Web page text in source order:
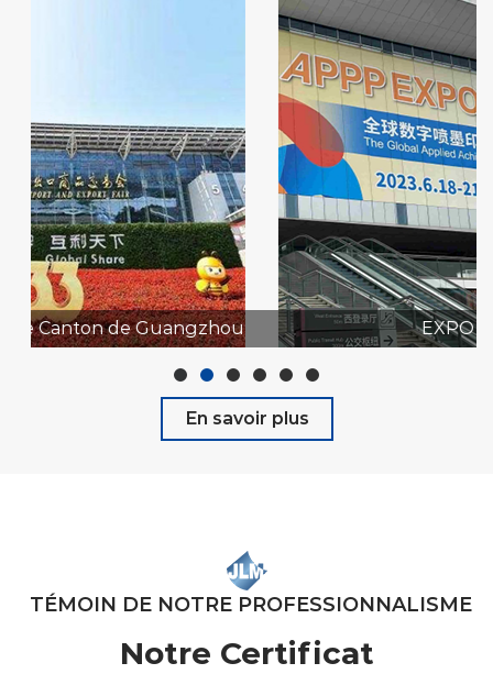
EXPO APPP 2023
En savoir plus
TÉMOIN DE NOTRE PROFESSIONNALISME
Notre Certificat